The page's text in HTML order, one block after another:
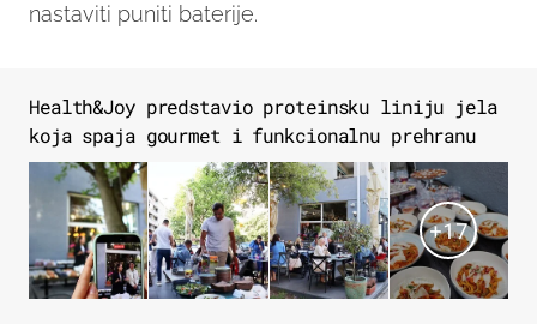
nastaviti puniti baterije.
Health&Joy predstavio proteinsku liniju jela
koja spaja gourmet i funkcionalnu prehranu
+17